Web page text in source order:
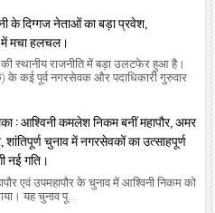
के दिग्गज नेताओं का बड़ा प्रवेश,
में मचा हलचल।
स्थानीय राजनीति में बड़ा उलटफेर हुआ है।
कई पूर्व नगरसेवक और पदाधिकारी गुरुवार
: आश्विनी कमलेश निकम बनीं महापौर, अमर
शांतिपूर्ण चुनाव में नगरसेवकों का उत्साहपूर्ण
नई गति।
एवं उपमहापौर के चुनाव में आश्विनी निकम को
यह चुनाव पू...